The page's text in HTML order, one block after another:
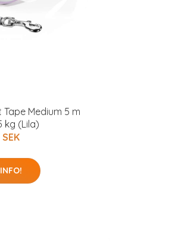
Medium 5 m
kg (Lila)